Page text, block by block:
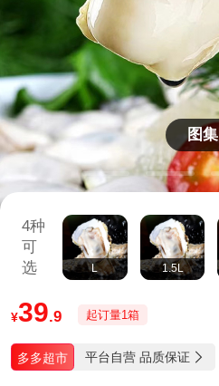
图集
4种
可
选
L 1.5L
¥39.9 起订量1箱
多多超市 平台自营 品质保证 